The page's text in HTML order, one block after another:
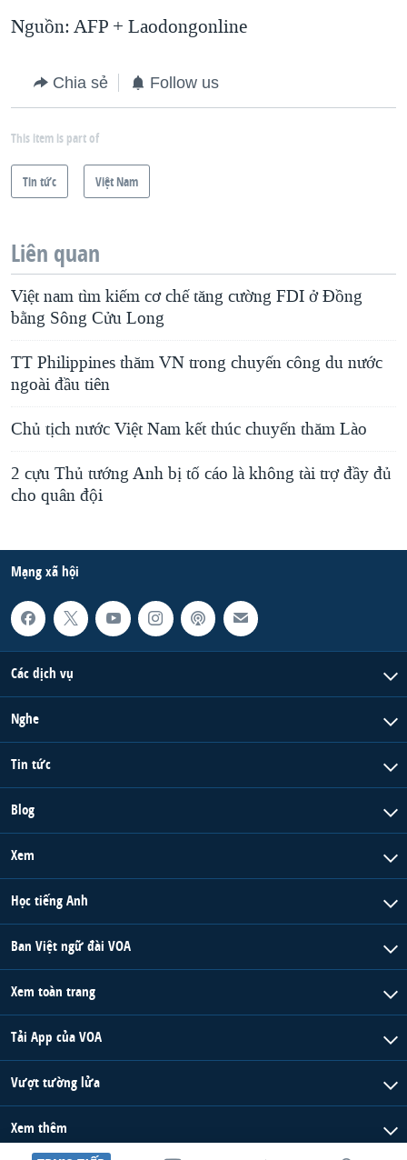
Nguồn: AFP + Laodongonline
Chia sẻ Follow us
This item is part of
Tin tức Việt Nam
Liên quan
Việt nam tìm kiếm cơ chế tăng cường FDI ở Đồng
bằng Sông Cửu Long
TT Philippines thăm VN trong chuyến công du nước
ngoài đầu tiên
Chủ tịch nước Việt Nam kết thúc chuyến thăm Lào
2 cựu Thủ tướng Anh bị tố cáo là không tài trợ đầy đủ
cho quân đội
Mạng xã hội
Các dịch vụ
Nghe
Tin tức
Blog
Xem
Học tiếng Anh
Ban Việt ngữ đài VOA
Xem toàn trang
Tải App của VOA
Vượt tường lửa
Xem thêm